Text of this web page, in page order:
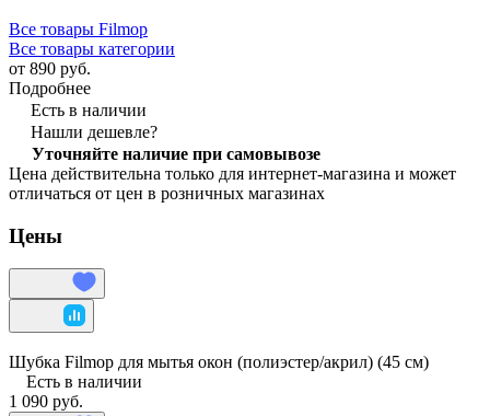
Все товары Filmop
Все товары категории
от 890 руб.
Подробнее
Есть в наличии
Нашли дешевле?
Уточняйте наличие при самовывозе
Цена действительна только для интернет-магазина и может
отличаться от цен в розничных магазинах
Цены
Шубка Filmop для мытья окон (полиэстер/акрил) (45 см)
Есть в наличии
1 090 руб.